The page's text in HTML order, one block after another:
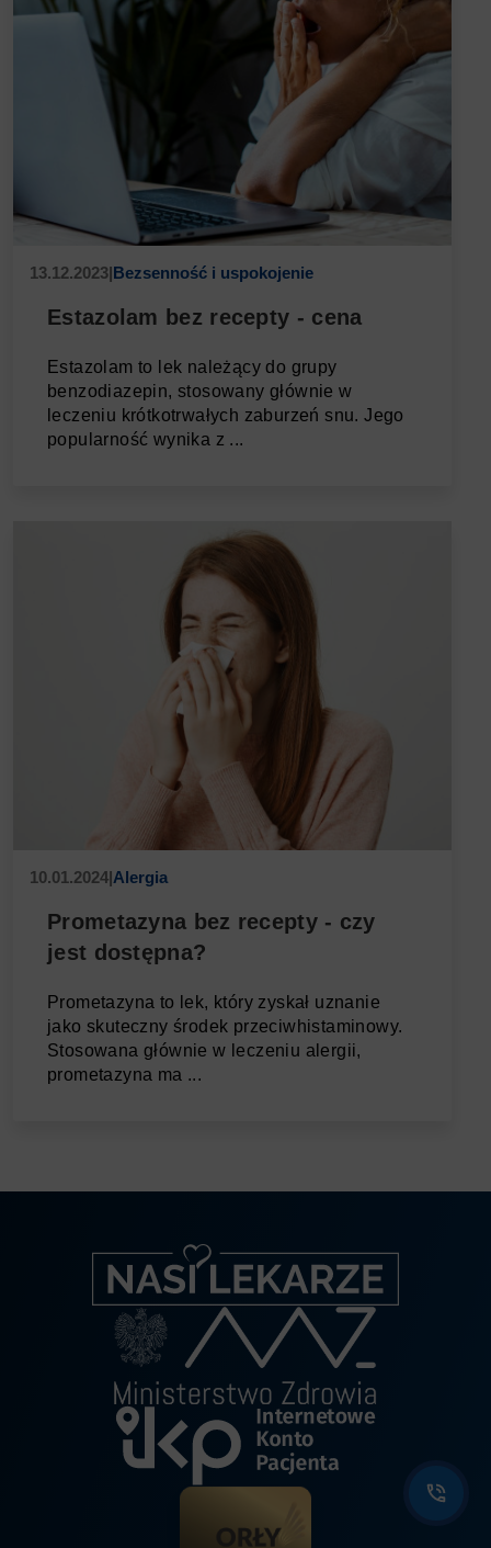
13.12.2023|Bezsenność i uspokojenie
Estazolam bez recepty - cena
Estazolam to lek należący do grupy
benzodiazepin, stosowany głównie w
leczeniu krótkotrwałych zaburzeń snu. Jego
popularność wynika z ...
10.01.2024|Alergia
Prometazyna bez recepty - czy
jest dostępna?
Prometazyna to lek, który zyskał uznanie
jako skuteczny środek przeciwhistaminowy.
Stosowana głównie w leczeniu alergii,
prometazyna ma ...